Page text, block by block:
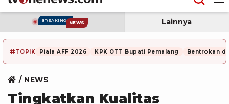
BREAKING NEWS Lainnya
# TOPIK Piala AFF 2026 KPK OTT Bupati Pemalang Bentrokan di
NEWS
Tingkatkan Kualitas